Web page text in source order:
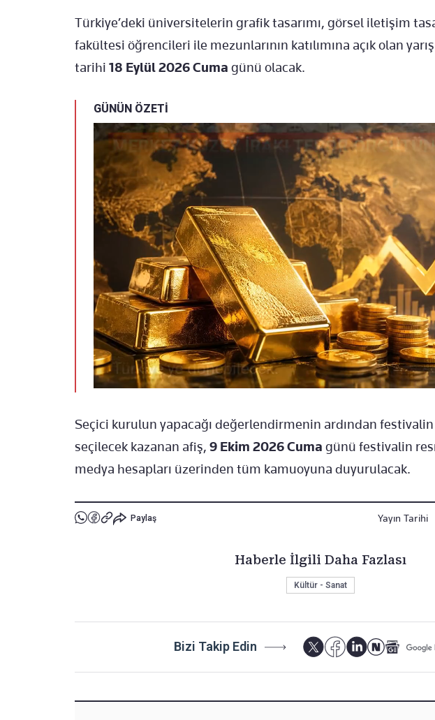
Türkiye’deki üniversitelerin grafik tasarımı, görsel iletişim
fakültesi öğrencileri ile mezunlarının katılımına açık olan
tarihi 18 Eylül 2026 Cuma günü olacak.
GÜNÜN ÖZETİ
Seçici kurulun yapacağı değerlendirmenin ardından
seçilecek kazanan afiş, 9 Ekim 2026 Cuma günü festivalin
medya hesapları üzerinden tüm kamuoyuna duyurulacak.
Paylaş Yayın Tarihi
Haberle İlgili Daha Fazlası
Kültür - Sanat
Bizi Takip Edin